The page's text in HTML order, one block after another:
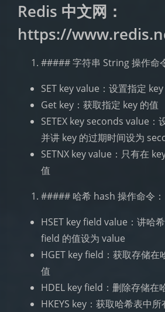
Redis 中文网：
https://
##### 字符串 String 操作命
SET key value：设置指定
Get key：获取指定 key 的值
SETEX key seconds value：
并讲 key 的过期时间设为
SETNX key value：只有在
值
##### 哈希 hash 操作命令：
HSET key field value：讲哈
field 的值设为 value
HGET key field：获取存储在
值
HDEL key field：删除存储在
HKEYS key：获取哈希表中所